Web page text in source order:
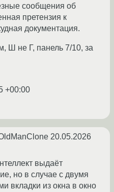
сообщения об
претензия к
документация.
Ш не Г, панель 7/10, за
+00:00
20.05.2026
выдаёт
но в случае с двумя
вкладки из окна в окно